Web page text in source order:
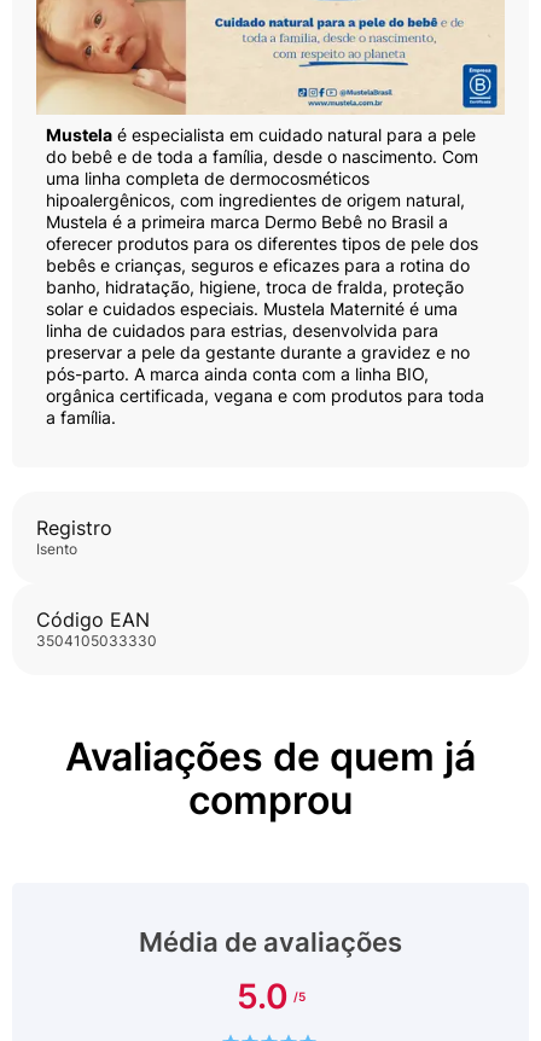
Registro
isento
Código EAN
3504105033330
Avaliações de quem já
comprou
Média de avaliações
5.0